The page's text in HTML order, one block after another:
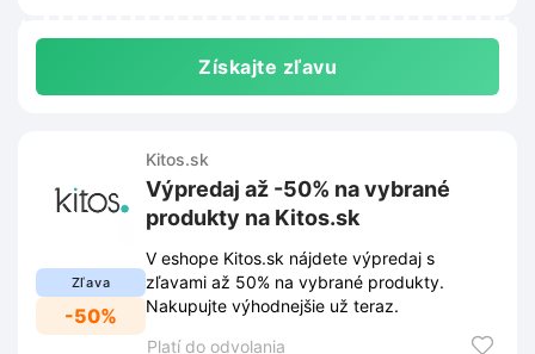
Získajte zľavu
Zľava
-50%
Kitos.sk
Výpredaj až -50% na vybrané
produkty na Kitos.sk
V eshope Kitos.sk nájdete výpredaj s
zľavami až 50% na vybrané produkty.
Nakupujte výhodnejšie už teraz.
Platí do odvolania